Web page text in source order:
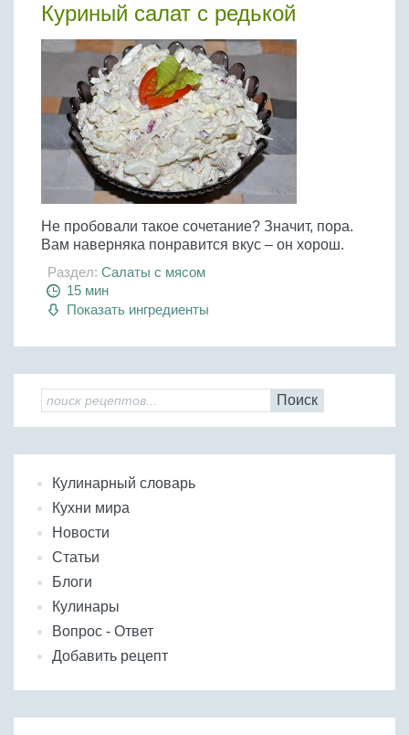
Куриный салат с редькой
Не пробовали такое сочетание? Значит, пора.
Вам наверняка понравится вкус – он хорош.
Раздел: Салаты с мясом
15 мин
Показать ингредиенты
Поиск
Кулинарный словарь
Кухни мира
Новости
Статьи
Блоги
Кулинары
Вопрос - Ответ
Добавить рецепт